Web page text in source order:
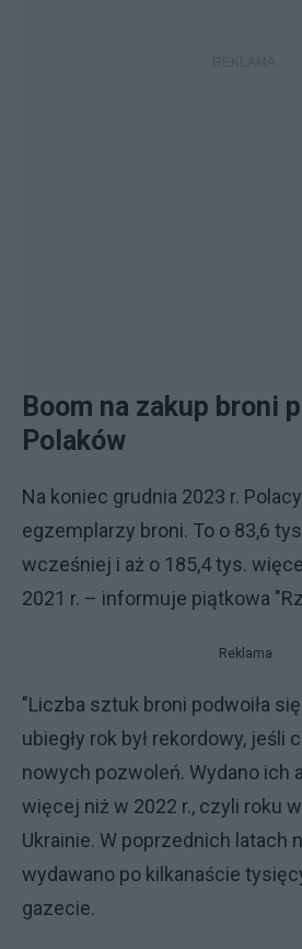
Boom na zakup broni
Polaków
Na koniec grudnia 2023 r.
egzemplarzy broni. To o 83,6
wcześniej i aż o 185,4 tys.
2021 r. – informuje piątkowa
Reklama
"Liczba sztuk broni podwoiła się
ubiegły rok był rekordowy, jeśli
nowych pozwoleń. Wydano ich
więcej niż w 2022 r., czyli roku
Ukrainie. W poprzednich latach
wydawano po kilkanaście
gazecie.